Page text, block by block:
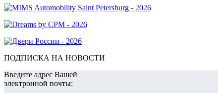
ПОДПИСКА НА НОВОСТИ
Введите адрес Вашей
электронной почты: